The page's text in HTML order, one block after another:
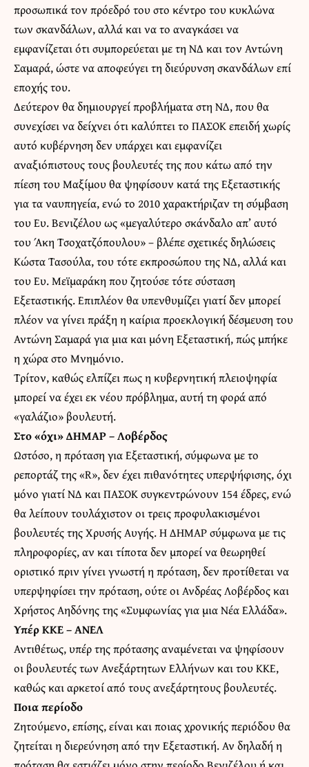
προσωπικά τον πρόεδρό του στο κέντρο του κυκλώνα
των σκανδάλων, αλλά και να το αναγκάσει να
εμφανίζεται ότι συμπορεύεται με τη ΝΔ και τον Αντώνη
Σαμαρά, ώστε να αποφεύγει τη διεύρυνση σκανδάλων επί
εποχής του.
Δεύτερον θα δημιουργεί προβλήματα στη ΝΔ, που θα
συνεχίσει να δείχνει ότι καλύπτει το ΠΑΣΟΚ επειδή χωρίς
αυτό κυβέρνηση δεν υπάρχει και εμφανίζει
αναξιόπιστους τους βουλευτές της που κάτω από την
πίεση του Μαξίμου θα ψηφίσουν κατά της Εξεταστικής
για τα ναυπηγεία, ενώ το 2010 χαρακτήριζαν τη σύμβαση
του Ευ. Βενιζέλου ως «μεγαλύτερο σκάνδαλο απ’ αυτό
του Άκη Τσοχατζόπουλου» – βλέπε σχετικές δηλώσεις
Κώστα Τασούλα, του τότε εκπροσώπου της ΝΔ, αλλά και
του Ευ. Μεϊμαράκη που ζητούσε τότε σύσταση
Εξεταστικής. Επιπλέον θα υπενθυμίζει γιατί δεν μπορεί
πλέον να γίνει πράξη η καίρια προεκλογική δέσμευση του
Αντώνη Σαμαρά για μια και μόνη Εξεταστική, πώς μπήκε
η χώρα στο Μνημόνιο.
Τρίτον, καθώς ελπίζει πως η κυβερνητική πλειοψηφία
μπορεί να έχει εκ νέου πρόβλημα, αυτή τη φορά από
«γαλάζιο» βουλευτή.
Στο «όχι» ΔΗΜΑΡ – Λοβέρδος
Ωστόσο, η πρόταση για Εξεταστική, σύμφωνα με το
ρεπορτάζ της «R», δεν έχει πιθανότητες υπερψήφισης, όχι
μόνο γιατί ΝΔ και ΠΑΣΟΚ συγκεντρώνουν 154 έδρες, ενώ
θα λείπουν τουλάχιστον οι τρεις προφυλακισμένοι
βουλευτές της Χρυσής Αυγής. Η ΔΗΜΑΡ σύμφωνα με τις
πληροφορίες, αν και τίποτα δεν μπορεί να θεωρηθεί
οριστικό πριν γίνει γνωστή η πρόταση, δεν προτίθεται να
υπερψηφίσει την πρόταση, ούτε οι Ανδρέας Λοβέρδος και
Χρήστος Αηδόνης της «Συμφωνίας για μια Νέα Ελλάδα».
Υπέρ ΚΚΕ – ΑΝΕΛ
Αντιθέτως, υπέρ της πρότασης αναμένεται να ψηφίσουν
οι βουλευτές των Ανεξάρτητων Ελλήνων και του ΚΚΕ,
καθώς και αρκετοί από τους ανεξάρτητους βουλευτές.
Ποια περίοδο
Ζητούμενο, επίσης, είναι και ποιας χρονικής περιόδου θα
ζητείται η διερεύνηση από την Εξεταστική. Αν δηλαδή η